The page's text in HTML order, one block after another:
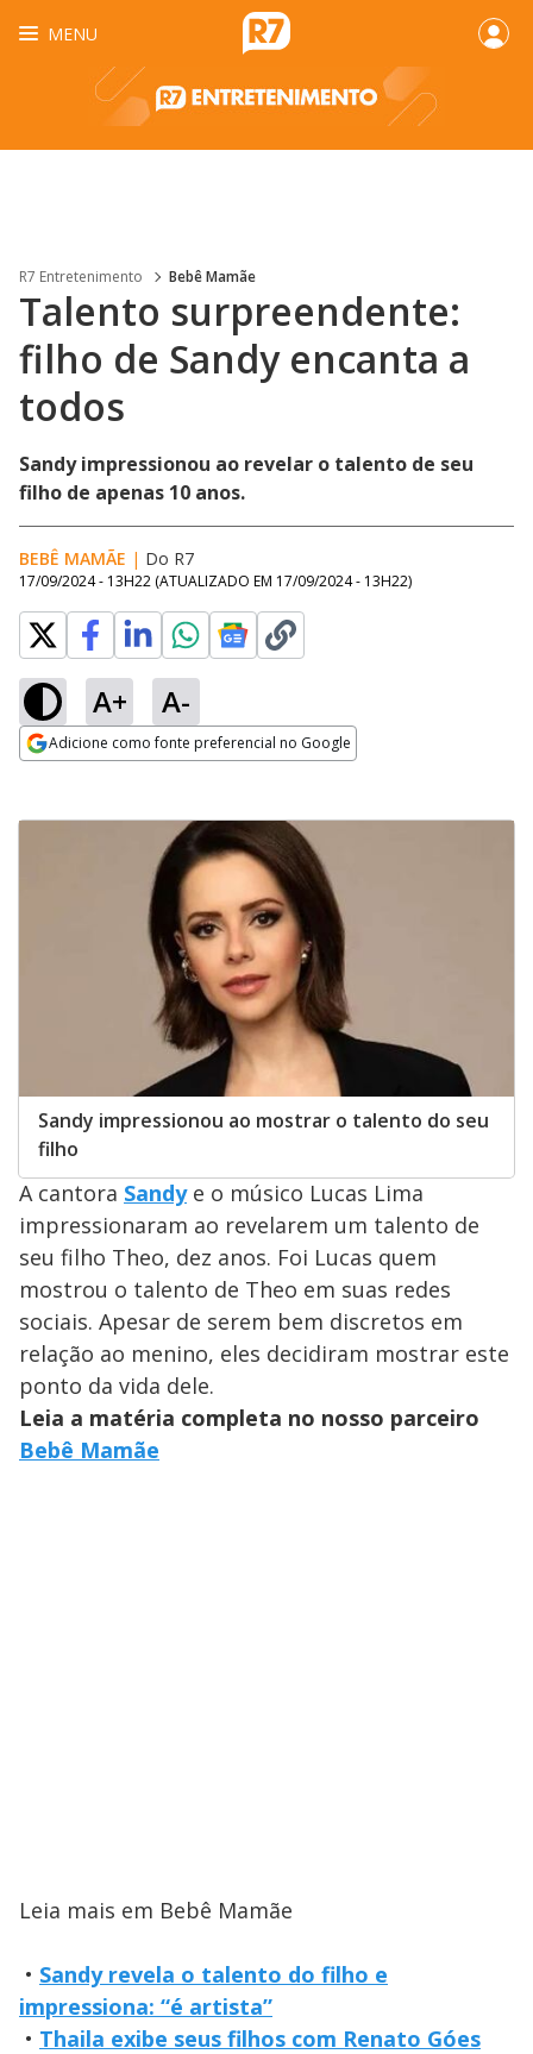
MENU
R7 Entretenimento Bebê Mamãe
Talento surpreendente:
filho de Sandy encanta a
todos
Sandy impressionou ao revelar o talento de seu
filho de apenas 10 anos.
BEBÊ MAMÃE | Do R7
17/09/2024 - 13H22 (ATUALIZADO EM 17/09/2024 - 13H22)
A+ A-
Adicione como fonte preferencial no Google
Sandy impressionou ao mostrar o talento do seu
filho
A cantora Sandye o músico Lucas Lima
impressionaram ao revelarem um talento de
seu filho Theo, dez anos. Foi Lucas quem
mostrou o talento de Theo em suas redes
sociais. Apesar de serem bem discretos em
relação ao menino, eles decidiram mostrar este
ponto da vida dele.
Leia a matéria completa no nosso parceiro
Bebê Mamãe
Leia mais em Bebê Mamãe
• Sandy revela o talento do filho e
impressiona: “é artista”
• Thaila exibe seus filhos com Renato Góes